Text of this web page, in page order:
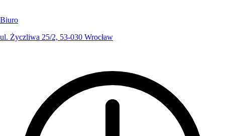
Biuro
ul. Życzliwa 25/2, 53-030 Wrocław